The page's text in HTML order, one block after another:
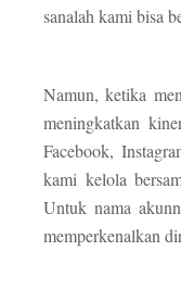
sanalah kami bisa
Namun, ketika
meningkatkan
Facebook,
kami kelola
Untuk nama
memperkenalkan